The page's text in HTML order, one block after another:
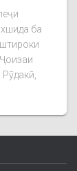
ба